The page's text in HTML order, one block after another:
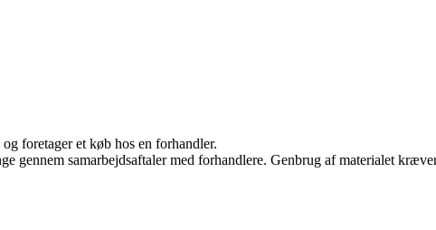
foretager et køb hos en forhandler.
gennem samarbejdsaftaler med forhandlere. Genbrug af materialet